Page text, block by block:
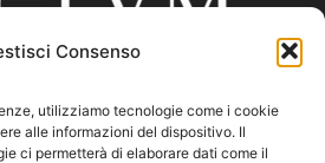
Consenso
utilizziamo tecnologie come i cookie
alle informazioni del dispositivo. Il
ci permetterà di elaborare dati come il
SIAMO